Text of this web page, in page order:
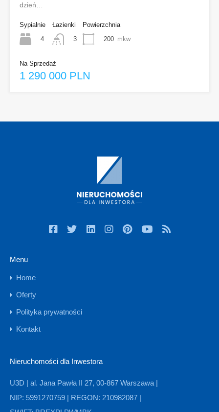
dzień…
Sypialnie
4
Łazienki
3
Powierzchnia
200 mkw
Na Sprzedaż
1 290 000 PLN
Menu
Home
Oferty
Polityka prywatności
Kontakt
Nieruchomości dla Inwestora
U3D | al. Jana Pawła II 27, 00-867 Warszawa |
NIP: 5991270759 | REGON: 210982087 |